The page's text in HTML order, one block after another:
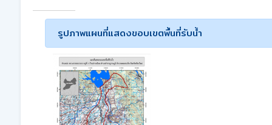
รูปภาพแผนที่แสดงขอบเขตพื้นที่รับน้ำ